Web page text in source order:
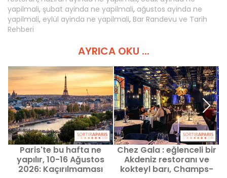
yapilmali, şubat ayinda ne yapilmali, ağustos ayinda ne
yapilmali, eylül ayinda ne yapilmali, Bar Randevu ve Tarih
Rehberi
AYRICA OKU ...
Paris'te bu hafta ne
yapılır, 10-16 Ağustos
2026: Kaçırılmaması
Chez Gala : eğlenceli bir
Akdeniz restoranı ve
kokteyl barı, Champs-